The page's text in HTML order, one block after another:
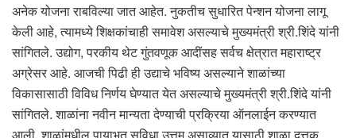
अनेक योजना राबविल्या जात आहेत. नुकतीच सुधारित पेन्शन योजना लागू
केली आहे, त्यामध्ये शिक्षकांचाही समावेश असल्याचे मुख्यमंत्री श्री.शिंदे यांनी
सांगितले. उद्योग, परकीय थेट गुंतवणूक आदींसह सर्वच क्षेत्रात महाराष्ट्र
अग्रेसर आहे. आजची पिढी ही उद्याचे भविष्य असल्याने शाळांच्या
विकासासाठी विविध निर्णय घेण्यात येत असल्याचे मुख्यमंत्री श्री.शिंदे यांनी
सांगितले. शाळांना नवीन मान्यता देण्याची प्रक्रिया ऑनलाईन करण्यात
आली. शाळांमधील पायाभूत सुविधा उत्तम असाव्यात यासाठी शाळा दत्तक